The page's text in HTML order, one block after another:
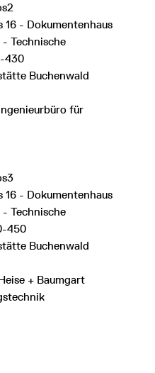
16 - Dokumentenhaus
Technische
430
Buchenwald
für
16 - Dokumentenhaus
Technische
450
Buchenwald
+ Baumgart